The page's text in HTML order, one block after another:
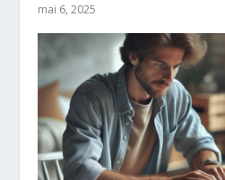
mai 6, 2025